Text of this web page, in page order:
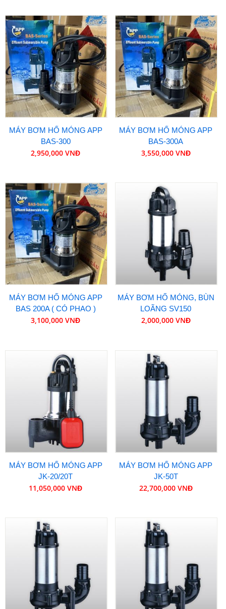
MÁY BƠM HỐ MÓNG APP
BAS-300
2,950,000 VNĐ
MÁY BƠM HỐ MÓNG APP
BAS-300A
3,550,000 VNĐ
MÁY BƠM HỐ MÓNG APP
BAS 200A ( CÓ PHAO )
3,100,000 VNĐ
MÁY BƠM HỐ MÓNG, BÙN
LOÃNG SV150
2,000,000 VNĐ
MÁY BƠM HỐ MÓNG APP
JK-20/20T
11,050,000 VNĐ
MÁY BƠM HỐ MÓNG APP
JK-50T
22,700,000 VNĐ